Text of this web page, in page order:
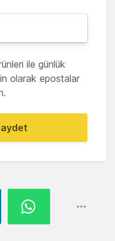
ile günlük
olarak epostalar